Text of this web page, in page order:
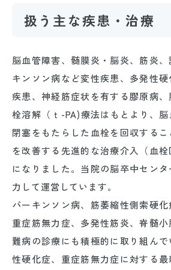
扱う主な疾患・治療
脳血管障害、髄膜炎・脳炎、筋炎
キンソン病など変性疾患、多発性
疾患、神経筋症状を有する膠原病
栓溶解（ｔ-PA)療法はもとより、
閉塞をもたらした血栓を回収する
を改善する先進的な治療介入（血
になりました。当院の脳卒中セン
力して運営しています。
パーキンソン病、筋萎縮性側索硬化
重症筋無力症、多発性筋炎、脊髄
難病の診療にも積極的に取り組ん
性硬化症、重症筋無力症に対する